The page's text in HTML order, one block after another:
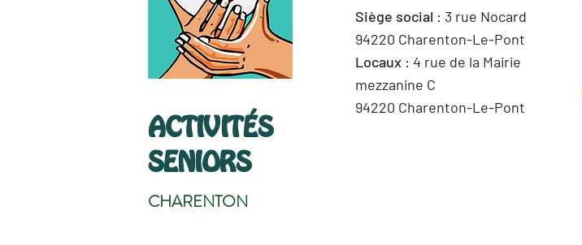
ACTIVITÉS
SENIORS
CHARENTON
Siège social : 3 rue Nocard
94220 Charenton-Le-Pont
Locaux : 4 rue de la Mairie
mezzanine C
94220 Charenton-Le-Pont